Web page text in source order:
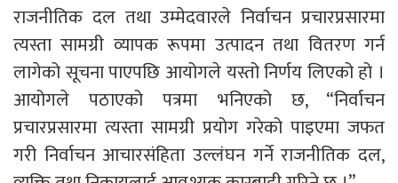
राजनीतिक दल तथा उम्मेदवारले निर्वाचन प्रचारप्रसारमा
त्यस्ता सामग्री व्यापक रूपमा उत्पादन तथा वितरण गर्न
लागेको सूचना पाएपछि आयोगले यस्तो निर्णय लिएको हो ।
आयोगले पठाएको पत्रमा भनिएको छ, “निर्वाचन
प्रचारप्रसारमा त्यस्ता सामग्री प्रयोग गरेको पाइएमा जफत
गरी निर्वाचन आचारसंहिता उल्लंघन गर्ने राजनीतिक दल,